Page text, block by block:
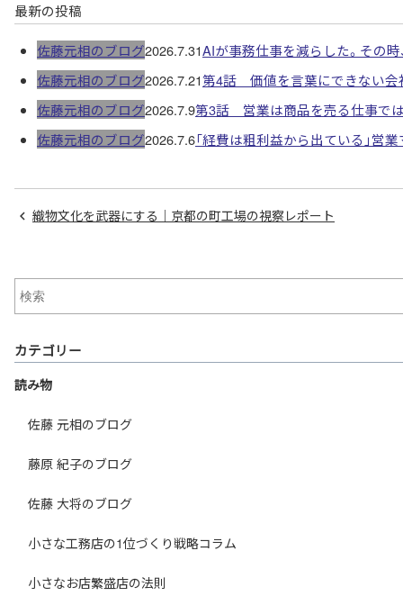
最新の投稿
佐藤元相のブログ2026.7.31AIが事務仕事を減らした。その
佐藤元相のブログ2026.7.21第4話 価値を言葉にできない会
佐藤元相のブログ2026.7.9第3話 営業は商品を売る仕事で
佐藤元相のブログ2026.7.6「経費は粗利益から出ている」営
織物文化を武器にする｜京都の町工場の視察レポート
カテゴリー
読み物
佐藤 元相のブログ
藤原 紀子のブログ
佐藤 大将のブログ
小さな工務店の1位づくり戦略コラム
小さなお店繁盛店の法則